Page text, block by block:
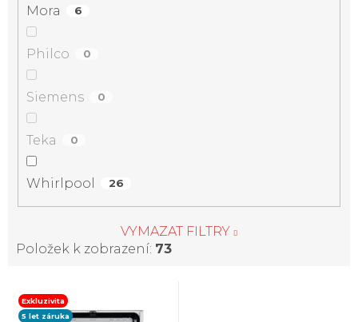
Mora 6
Philco 0
Siemens 0
Teka 0
Whirlpool 26
VYMAZAT FILTRY
Položek k zobrazení: 73
V
Exkluzivita
5 let záruka